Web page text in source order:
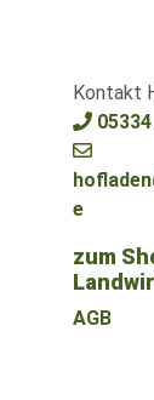
Kontakt
e
zum
AGB